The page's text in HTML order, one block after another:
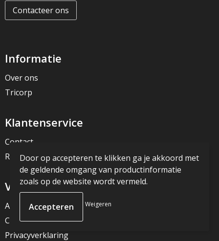
Contacteer ons
Informatie
Over ons
Tricorp
Klantenservice
Contact
Retourneren
Veilig winkelen
Algemene voorwaarden
Cookieverklaring
Privacyverklaring
Door op accepteren te klikken ga je akkoord met
de geldende omgang van productinformatie
zoals op de website wordt vermeld.
Weigeren